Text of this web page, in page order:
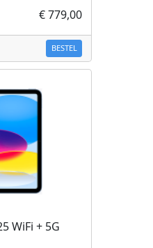
€ 779,00
BESTEL
WiFi + 5G